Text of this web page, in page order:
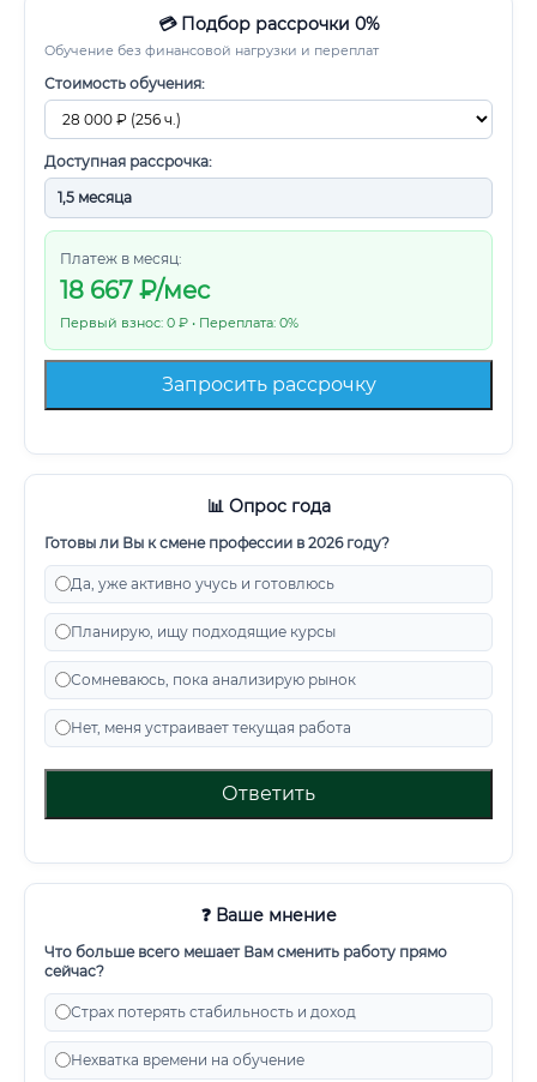
💳 Подбор рассрочки 0%
Обучение без финансовой нагрузки и переплат
Стоимость обучения:
Доступная рассрочка:
Платеж в месяц:
18 667 ₽/мес
Первый взнос: 0 ₽ • Переплата: 0%
Запросить рассрочку
📊 Опрос года
Готовы ли Вы к смене профессии в 2026 году?
Да, уже активно учусь и готовлюсь
Планирую, ищу подходящие курсы
Сомневаюсь, пока анализирую рынок
Нет, меня устраивает текущая работа
Ответить
❓ Ваше мнение
Что больше всего мешает Вам сменить работу прямо
сейчас?
Страх потерять стабильность и доход
Нехватка времени на обучение